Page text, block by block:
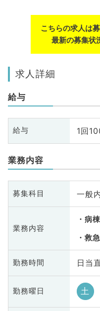
こちらの求人は
最新の募集状
求人詳細
給与
給与 1回
業務内容
募集科目 一般
業務内容
病
救
勤務時間 日当
勤務曜日 土